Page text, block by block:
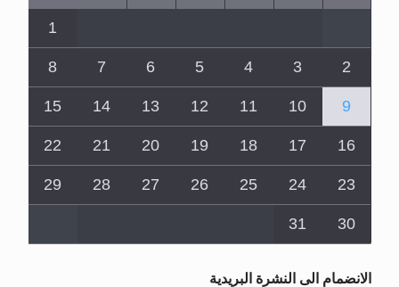
1
2
3
4
5
6
7
8
9
10
11
12
13
14
15
16
17
18
19
20
21
22
23
24
25
26
27
28
29
30
31
الانضمام الى النشرة البريدية